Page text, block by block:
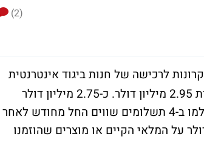
(2)
לרכישה של חנות ביגוד אינטרנטית
הפועלת באמזון ומוכרת גם לסיטונאים (Wholesalers) תמורת 2.95 מיליון דולר. כ-2.75 מיליון דולר
ישולמו במועד השלמת העסקה ו-200 אלף דולר נוספים ישולמו ב-4 תשלומים שווים החל מחודש לאחר
אופציה לתוספת תשלום של 250 אלף דולר על המלאי הקיים או מוצרים שהוזמנו